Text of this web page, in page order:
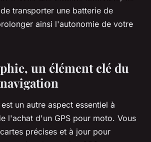
transporter une batterie de
ainsi l'autonomie de votre
un élément clé du
est un autre aspect essentiel à
l'achat d'un GPS pour moto. Vous
précises et à jour pour